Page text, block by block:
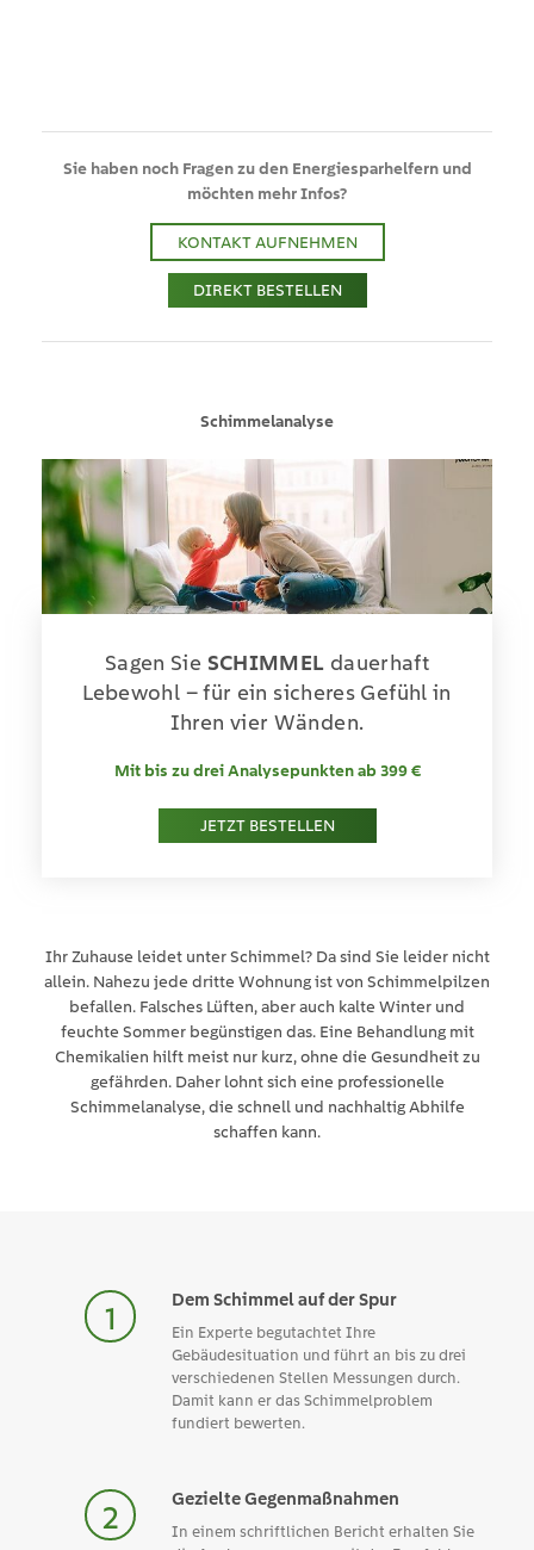
Sie haben noch Fragenzu den Energiesparhelfern und
möchten mehr Infos?
KONTAKT AUFNEHMEN
DIREKT BESTELLEN
Schimmelanalyse
Sagen Sie SCHIMMEL dauerhaft
Lebewohl –für ein sicheres Gefühl in
Ihren vier Wänden.
Mit bis zu drei Analysepunkten ab 399 €
JETZT BESTELLEN
Ihr Zuhause leidet unter Schimmel? Da sind Sie leider nicht
allein. Nahezu jede dritte Wohnung ist von Schimmelpilzen
befallen. Falsches Lüften, aber auch kalte Winter und
feuchte Sommer begünstigen das. Eine Behandlung mit
Chemikalien hilft meist nur kurz, ohne die Gesundheit zu
gefährden. Daher lohnt sich eine professionelle
Schimmelanalyse, die schnell und nachhaltig Abhilfe
schaffen kann.
Dem Schimmel auf der Spur
Ein Experte begutachtet Ihre
Gebäudesituation und führt an bis zu drei
verschiedenen Stellen Messungen durch.
Damit kann er das Schimmelproblem
fundiert bewerten.
Gezielte Gegenmaßnahmen
In einem schriftlichen Bericht erhalten Sie